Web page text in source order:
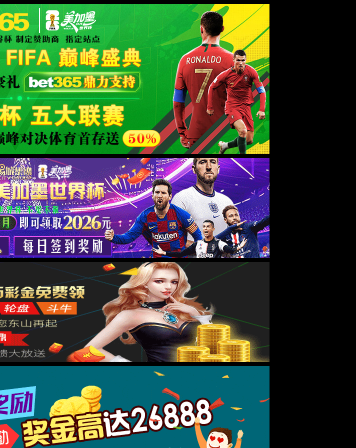
(中国区)-Official website
返回首页
XML 地图